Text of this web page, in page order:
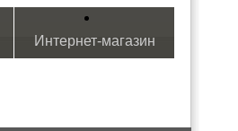
Интернет-магазин